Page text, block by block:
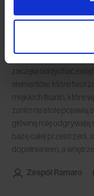
Dom, który
elementów, które
miękkich tkanin, które
zanim na stole pojawią
główną rolę odgrywają
bazę całej przestrzeni,
dopełnieniem, a
Zespół Ramaro